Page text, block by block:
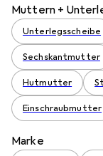
Muttern +
Unterlegsscheibe
Sechskantmutter
Hutmutter
Einschraubmutter
Marke